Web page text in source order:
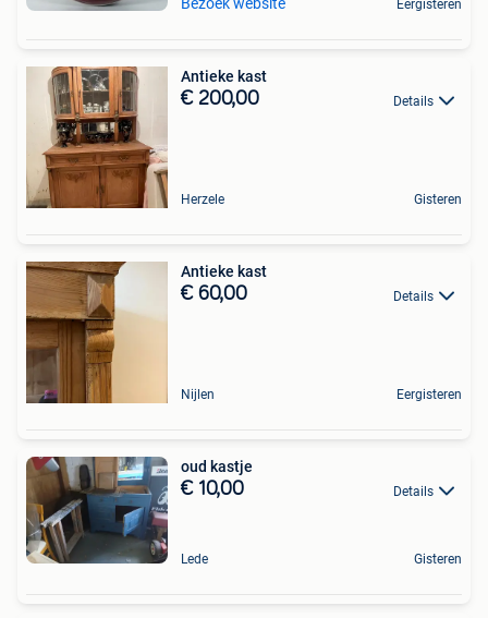
Bezoek website Eergisteren
Antieke kast
€ 200,00 Details
Herzele Gisteren
Antieke kast
€ 60,00 Details
Nijlen Eergisteren
oud kastje
€ 10,00 Details
Lede Gisteren